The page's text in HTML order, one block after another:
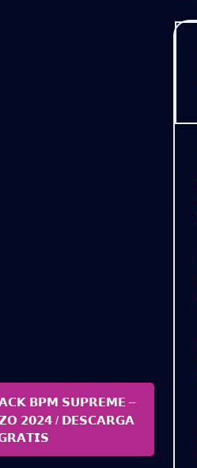
𝗕𝗣𝗠 𝗦𝗨𝗣𝗥𝗘𝗠𝗘 –
𝟮𝟬𝟮𝟰 / 𝗗𝗘𝗦𝗖𝗔𝗥𝗚𝗔